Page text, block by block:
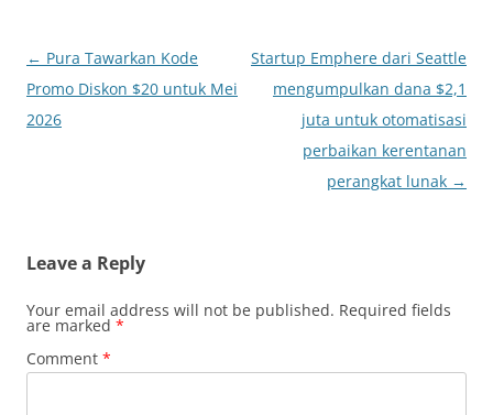
Post
navigation
← Pura Tawarkan Kode
Promo Diskon $20 untuk Mei
2026
Startup Emphere dari Seattle
mengumpulkan dana $2,1
juta untuk otomatisasi
perbaikan kerentanan
perangkat lunak →
Leave a Reply
Your email address will not be published. Required fields
are marked *
Comment *